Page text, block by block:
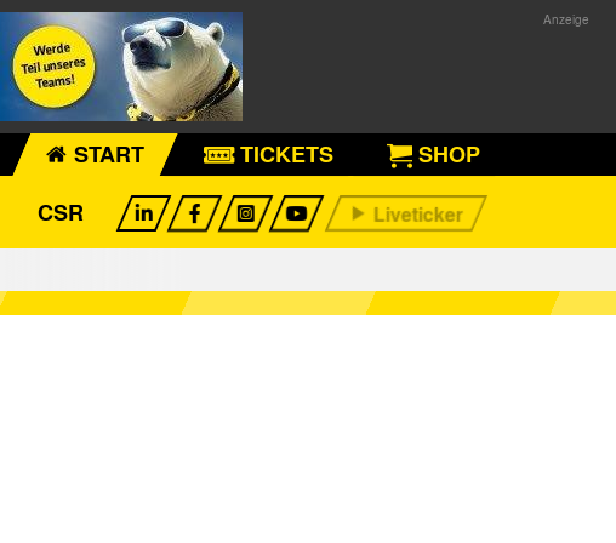
START TICKETS
SHOP
CSR